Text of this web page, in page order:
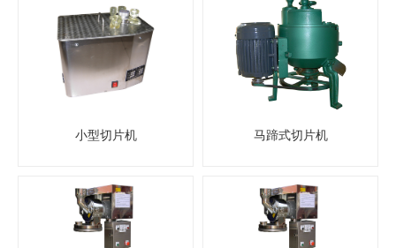
小型切片机 马蹄式切片机